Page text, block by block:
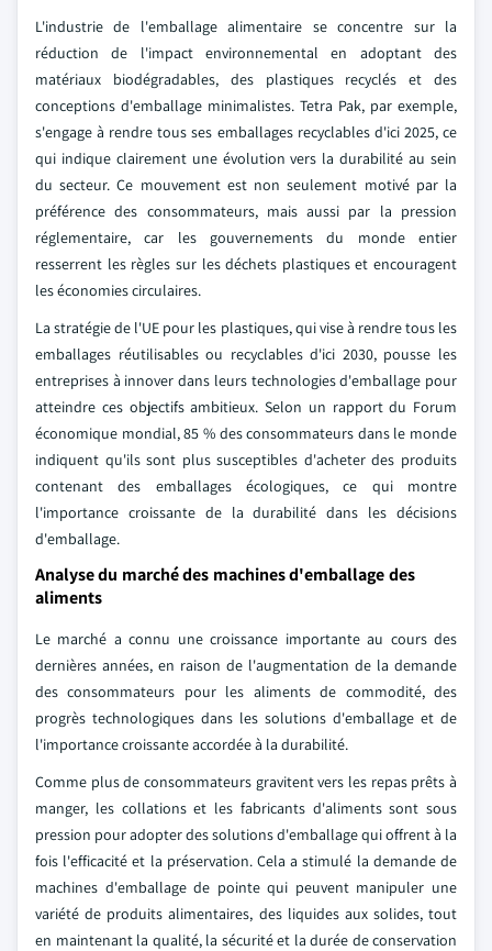
L'industrie de l'emballage alimentaire se concentre sur la
réduction de l'impact environnemental en adoptant des
matériaux biodégradables, des plastiques recyclés et des
conceptions d'emballage minimalistes. Tetra Pak, par exemple,
s'engage à rendre tous ses emballages recyclables d'ici 2025, ce
qui indique clairement une évolution vers la durabilité au sein
du secteur. Ce mouvement est non seulement motivé par la
préférence des consommateurs, mais aussi par la pression
réglementaire, car les gouvernements du monde entier
resserrent les règles sur les déchets plastiques et encouragent
les économies circulaires.
La stratégie de l'UE pour les plastiques, qui vise à rendre tous les
emballages réutilisables ou recyclables d'ici 2030, pousse les
entreprises à innover dans leurs technologies d'emballage pour
atteindre ces objectifs ambitieux. Selon un rapport du Forum
économique mondial, 85 % des consommateurs dans le monde
indiquent qu'ils sont plus susceptibles d'acheter des produits
contenant des emballages écologiques, ce qui montre
l'importance croissante de la durabilité dans les décisions
d'emballage.
Analyse du marché des machines d'emballage des
aliments
Le marché a connu une croissance importante au cours des
dernières années, en raison de l'augmentation de la demande
des consommateurs pour les aliments de commodité, des
progrès technologiques dans les solutions d'emballage et de
l'importance croissante accordée à la durabilité.
Comme plus de consommateurs gravitent vers les repas prêts à
manger, les collations et les fabricants d'aliments sont sous
pression pour adopter des solutions d'emballage qui offrent à la
fois l'efficacité et la préservation. Cela a stimulé la demande de
machines d'emballage de pointe qui peuvent manipuler une
variété de produits alimentaires, des liquides aux solides, tout
en maintenant la qualité, la sécurité et la durée de conservation